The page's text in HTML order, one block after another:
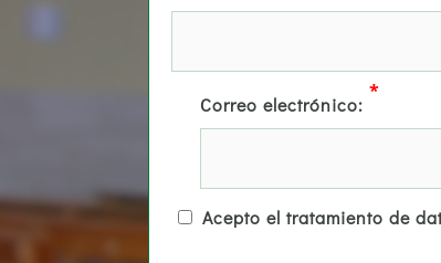
Correo electrónico:
*
Acepto el tratamiento de